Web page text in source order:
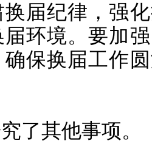
届纪律，强
环境。要加
保换届工作
了其他事项。